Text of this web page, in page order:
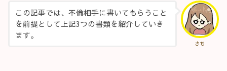
さち
この記事では、不倫相手に書いてもらうこと
を前提として上記3つの書類を紹介していき
ます。